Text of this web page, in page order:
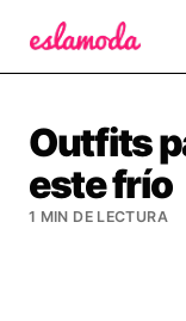
Outfits
este frío
1 MIN DE LECTURA